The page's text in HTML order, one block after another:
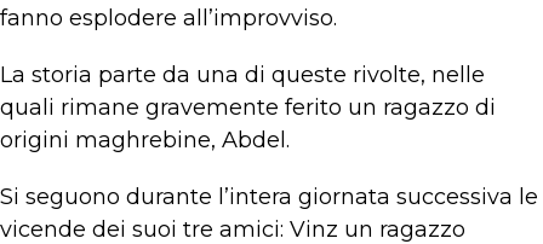
fanno esplodere all’improvviso.
La storia parte da una di queste rivolte, nelle
quali rimane gravemente ferito un ragazzo di
origini maghrebine, Abdel.
Si seguono durante l’intera giornata successiva le
vicende dei suoi tre amici: Vinz un ragazzo